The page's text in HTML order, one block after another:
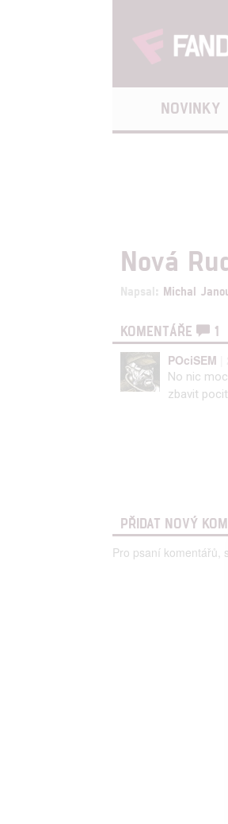
NOVINKY
Nová
Napsal: Michal
KOMENTÁŘE
1
POciSEM
No nic
zbavit
PŘIDAT NOVÝ
Pro psaní komentářů,